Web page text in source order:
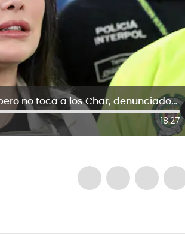
Procuraduría sanciona a Aida Merlano pero no toca a los Char, denunciados por ella
18:27